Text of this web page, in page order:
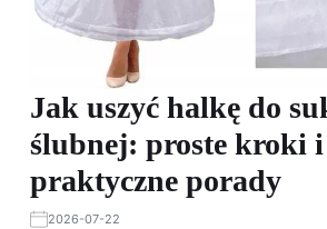
Jak uszyć halkę do
ślubnej: proste kroki i
praktyczne porady
2026-07-22